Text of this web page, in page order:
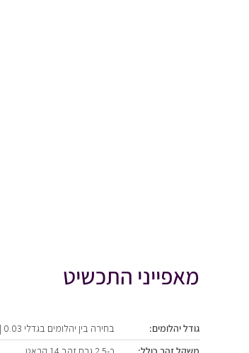
מאפייני התכשיט
גודל יהלומים:
בחירה בין יהלומים בגדלי 0.03 | 0.05 | 0.10 | 0.15 | 0.20 קראט